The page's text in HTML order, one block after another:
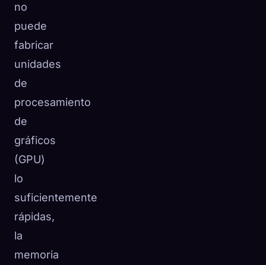
no
puede
fabricar
unidades
de
procesamiento
de
gráficos
(GPU)
lo
suficientemente
rápidas,
la
memoria